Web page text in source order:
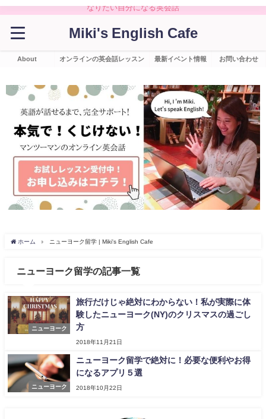
なりたい自分になる英会話
Miki's English Cafe
About オンラインの英会話レッスン 最新イベント情報 お問い合わせ
ホーム ニューヨーク留学 | Miki's English Cafe
ニューヨーク留学の記事一覧
ニューヨーク
旅行だけじゃ絶対にわからない！私が実際に体
験したニューヨーク(NY)のクリスマスの過ごし
方
2018年11月21日
ニューヨーク
ニューヨーク留学で絶対に！必要な便利やお得
になるアプリ５選
2018年10月22日